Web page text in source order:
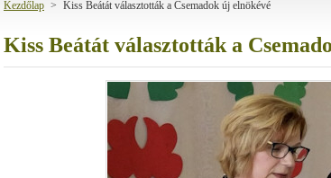
Kezdőlap > Kiss Beátát választották a Csemadok új elnökévé
Kiss Beátát választották a